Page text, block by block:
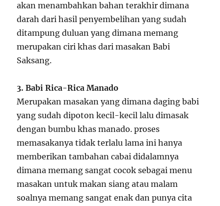
akan menambahkan bahan terakhir dimana
darah dari hasil penyembelihan yang sudah
ditampung duluan yang dimana memang
merupakan ciri khas dari masakan Babi
Saksang.
3. Babi Rica-Rica Manado
Merupakan masakan yang dimana daging babi
yang sudah dipoton kecil-kecil lalu dimasak
dengan bumbu khas manado. proses
memasakanya tidak terlalu lama ini hanya
memberikan tambahan cabai didalamnya
dimana memang sangat cocok sebagai menu
masakan untuk makan siang atau malam
soalnya memang sangat enak dan punya cita